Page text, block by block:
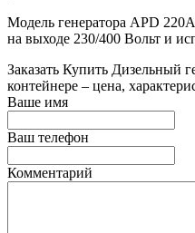
Модель генератора APD
на выходе 230/400 Вольт и
Заказать Купить Дизельный
контейнере – цена,
Ваше имя
Ваш телефон
Комментарий